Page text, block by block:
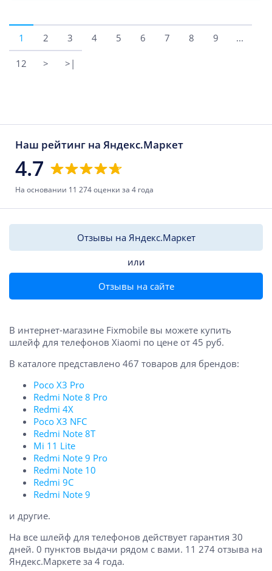
1 2 3 4 5 6 7 8 9 ...
12 > >|
Наш рейтинг на Яндекс.Маркет
4.7
На основании 11 274 оценки за 4 года
Отзывы на Яндекс.Маркет
или
Отзывы на сайте
В интернет-магазине Fixmobile вы можете купить
шлейф для телефонов Xiaomi по цене от 45 руб.
В каталоге представлено 467 товаров для брендов:
Poco X3 Pro
Redmi Note 8 Pro
Redmi 4X
Poco X3 NFC
Redmi Note 8T
Mi 11 Lite
Redmi Note 9 Pro
Redmi Note 10
Redmi 9C
Redmi Note 9
и другие.
На все шлейф для телефонов действует гарантия 30
дней. 0 пунктов выдачи рядом с вами. 11 274 отзыва на
Яндекс.Маркете за 4 года.